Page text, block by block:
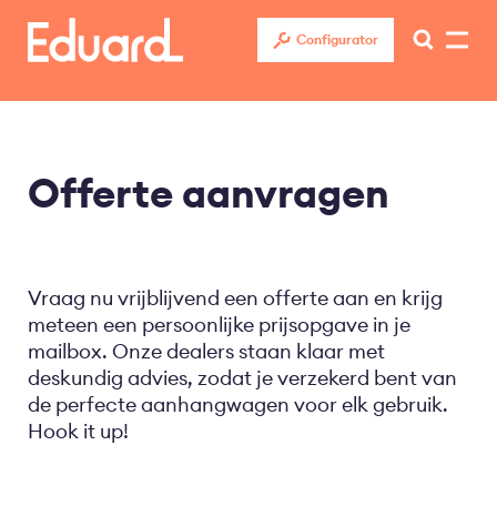
Overslaan
naar
Configurator
Offerte aanvragen
Vraag nu vrijblijvend een offerte aan en krijg
meteen een persoonlijke prijsopgave in je
mailbox. Onze dealers staan klaar met
deskundig advies, zodat je verzekerd bent van
de perfecte aanhangwagen voor elk gebruik.
Hook it up!